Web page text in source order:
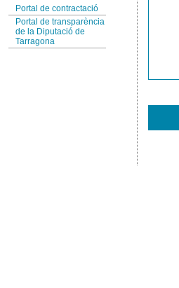
Portal de contractació
Portal de transparència
de la Diputació de
Tarragona